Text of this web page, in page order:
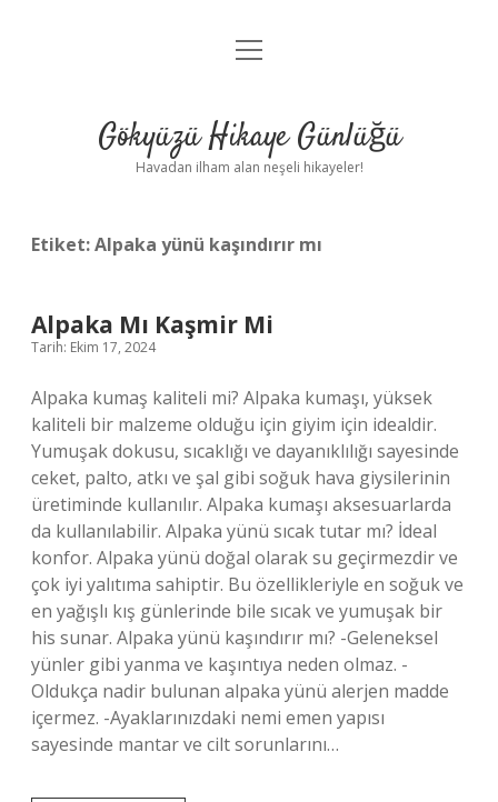
Anasayfa
Yasal Uyarı
menüyü
Gökyüzü Hikaye Günlüğü
Havadan ilham alan neşeli hikayeler!
Etiket:Alpaka yünü kaşındırır mı
Alpaka Mı Kaşmir Mi
Tarih: Ekim 17, 2024
Alpaka kumaş kaliteli mi? Alpaka kumaşı, yüksek
kaliteli bir malzeme olduğu için giyim için idealdir.
Yumuşak dokusu, sıcaklığı ve dayanıklılığı sayesinde
ceket, palto, atkı ve şal gibi soğuk hava giysilerinin
üretiminde kullanılır. Alpaka kumaşı aksesuarlarda
da kullanılabilir. Alpaka yünü sıcak tutar mı? İdeal
konfor. Alpaka yünü doğal olarak su geçirmezdir ve
çok iyi yalıtıma sahiptir. Bu özellikleriyle en soğuk ve
en yağışlı kış günlerinde bile sıcak ve yumuşak bir
his sunar. Alpaka yünü kaşındırır mı? -Geleneksel
yünler gibi yanma ve kaşıntıya neden olmaz. -
Oldukça nadir bulunan alpaka yünü alerjen madde
içermez. -Ayaklarınızdaki nemi emen yapısı
sayesinde mantar ve cilt sorunlarını…